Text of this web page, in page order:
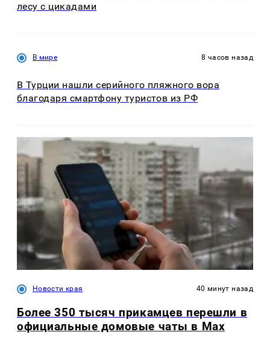
лесу с цикадами
В мире 8 часов назад
В Турции нашли серийного пляжного вора
благодаря смартфону туристов из РФ
Новости края 40 минут назад
Более 350 тысяч прикамцев перешли в
официальные домовые чаты в Max